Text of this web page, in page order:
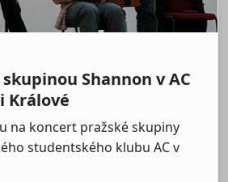
Shannon v AC
Králové
na koncert pražské skupiny
studentského klubu AC v